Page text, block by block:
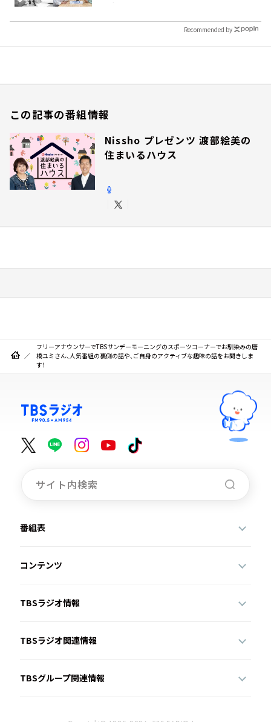
Recommended by
この記事の番組情報
Nissho プレゼンツ 渡部絵美の
住まいるハウス
フリーアナウンサーでTBSサンデーモーニングのスポーツコーナーでお馴染みの唐
橋ユミさん、人気番組の裏側の話や、ご自身のアクティブな趣味の話をお聞きしま
す！
番組表
コンテンツ
TBSラジオ情報
TBSラジオ関連情報
TBSグループ関連情報